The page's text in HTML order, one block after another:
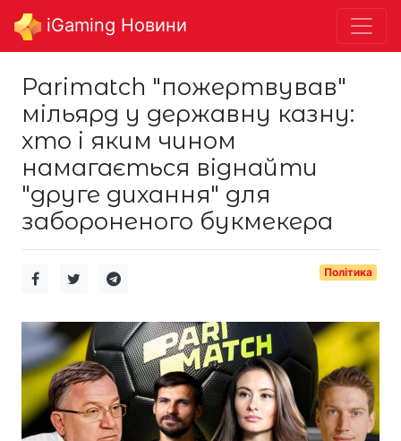
iGaming Новини
Parimatch "пожертвував"
мільярд у державну казну:
хто і яким чином
намагається віднайти
"друге дихання" для
забороненого букмекера
Політика